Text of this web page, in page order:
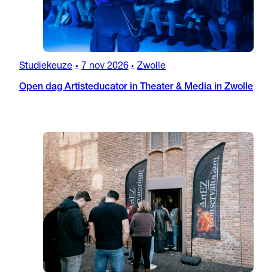
Studiekeuze • 7 nov 2026 • Zwolle
Open dag Artisteducator in Theater & Media in Zwolle